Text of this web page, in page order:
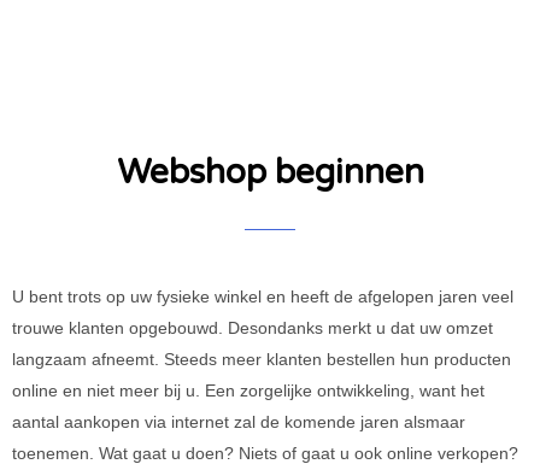
Webshop beginnen
U bent trots op uw fysieke winkel en heeft de afgelopen jaren veel
trouwe klanten opgebouwd. Desondanks merkt u dat uw omzet
langzaam afneemt. Steeds meer klanten bestellen hun producten
online en niet meer bij u. Een zorgelijke ontwikkeling, want het
aantal aankopen via internet zal de komende jaren alsmaar
toenemen. Wat gaat u doen? Niets of gaat u ook online verkopen?